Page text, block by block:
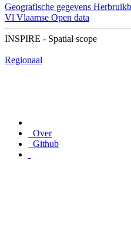
Geografische gegevens
Vl Vlaamse Open data
INSPIRE - Spatial scope
Regionaal
Over
Github